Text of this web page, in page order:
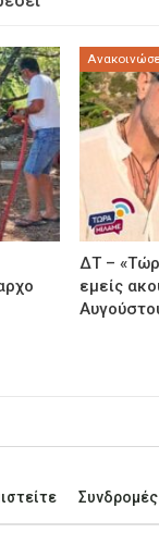
ΔΤ –
εμείς
Συνδρομές